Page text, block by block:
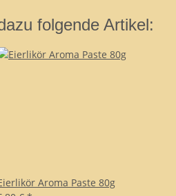
folgende Artikel:
Aroma Paste 80g